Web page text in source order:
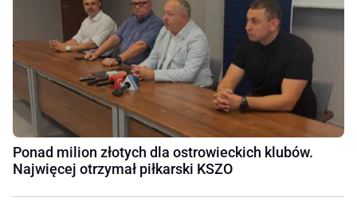
Ponad milion złotych dla ostrowieckich klubów.
Najwięcej otrzymał piłkarski KSZO